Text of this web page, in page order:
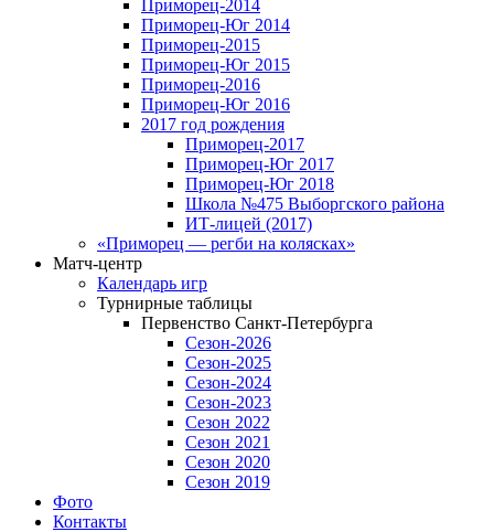
Приморец-2014
Приморец-Юг 2014
Приморец-2015
Приморец-Юг 2015
Приморец-2016
Приморец-Юг 2016
2017 год рождения
Приморец-2017
Приморец-Юг 2017
Приморец-Юг 2018
Школа №475 Выборгского района
ИТ-лицей (2017)
«Приморец — регби на колясках»
Матч-центр
Календарь игр
Турнирные таблицы
Первенство Санкт-Петербурга
Сезон-2026
Сезон-2025
Сезон-2024
Сезон-2023
Сезон 2022
Сезон 2021
Сезон 2020
Сезон 2019
Фото
Контакты